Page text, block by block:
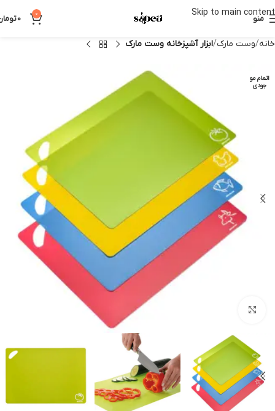
Skip to main content
منو 0
0
خانه وست مارک ابزار آشپزخانه وست مارک
اتمام مو
جودی